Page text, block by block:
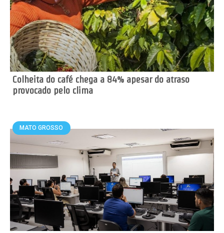
Colheita do café chega a 84% apesar do atraso
provocado pelo clima
MATO GROSSO